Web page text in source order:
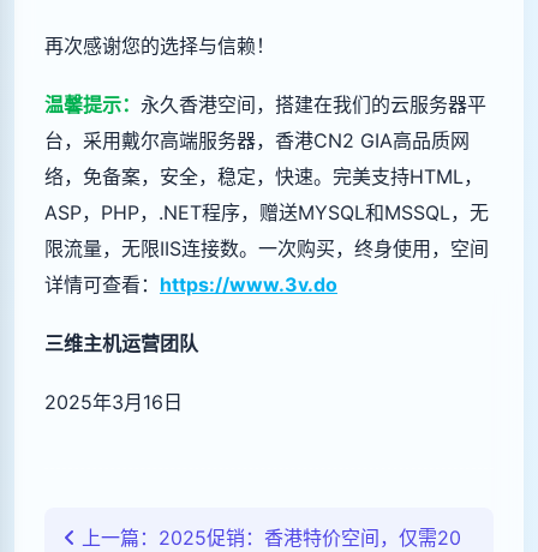
再次感谢您的选择与信赖！
温馨提示： 永久香港空间，搭建在我们的云服务器平
台，采用戴尔高端服务器，香港CN2 GIA高品质网
络，免备案，安全，稳定，快速。完美支持HTML，
ASP，PHP，.NET程序，赠送MYSQL和MSSQL，无
限流量，无限IIS连接数。一次购买，终身使用，空间
详情可查看： https://www.3v.do
三维主机运营团队
2025年3月16日
上一篇：2025促销：香港特价空间，仅需20